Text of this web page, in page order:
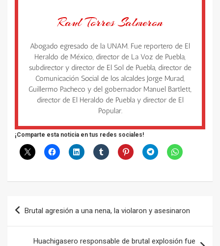
Raul Torres Salmeron
Abogado egresado de la UNAM. Fue reportero de El
Heraldo de México, director de La Voz de Puebla,
subdirector y director de El Sol de Puebla, director de
Comunicación Social de los alcaldes Jorge Murad,
Guillermo Pacheco y del gobernador Manuel Bartlett,
director de El Heraldo de Puebla y director de El
Popular.
¡Comparte esta noticia en tus redes sociales!
Navegación
de
Brutal agresión a una nena, la violaron y asesinaron
Huachigasero responsable de brutal explosión fue